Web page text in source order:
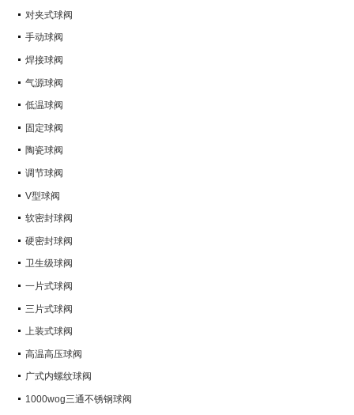
对夹式球阀
手动球阀
焊接球阀
气源球阀
低温球阀
固定球阀
陶瓷球阀
调节球阀
V型球阀
软密封球阀
硬密封球阀
卫生级球阀
一片式球阀
三片式球阀
上装式球阀
高温高压球阀
广式内螺纹球阀
1000wog三通不锈钢球阀